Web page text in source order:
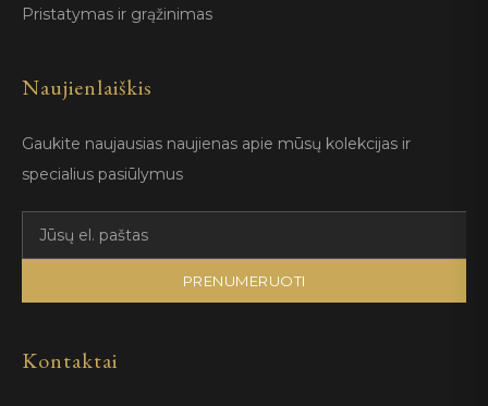
Pristatymas ir grąžinimas
Naujienlaiškis
Gaukite naujausias naujienas apie mūsų kolekcijas ir
specialius pasiūlymus
PRENUMERUOTI
Kontaktai